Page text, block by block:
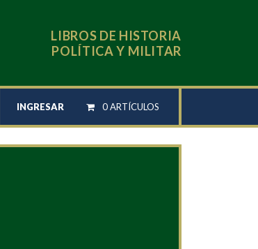
LIBROS DE HISTORIA
POLÍTICA Y MILITAR
INGRESAR 0 ARTÍCULOS